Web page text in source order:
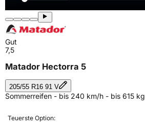
Gut
7,5
Matador Hectorra 5
205/55 R16 91 V
Sommerreifen - bis 240 km/h - bis 615 kg
Teuerste Option: